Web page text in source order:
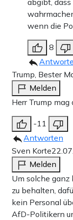
wenn die
8
Trump, Bester
Melden
Herr Trump mag
-11
Antworten
Sven Korte
Melden
Um solche ganz
zu behalten,
kein Personal
AfD-Politikern